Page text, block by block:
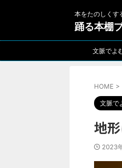
本をたのしくす
踊る本棚
文脈でよ
HOME >
文脈で
地
2023